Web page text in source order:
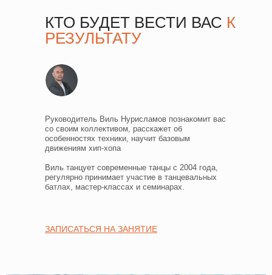
КТО БУДЕТ ВЕСТИ ВАС К
РЕЗУЛЬТАТУ
Руководитель Виль Нурисламов познакомит вас
со своим коллективом, расскажет об
особенностях техники, научит базовым
движениям хип-хопа
Виль танцует современные танцы с 2004 года,
регулярно принимает участие в танцевальных
батлах, мастер-классах и семинарах.
ЗАПИСАТЬСЯ НА ЗАНЯТИЕ